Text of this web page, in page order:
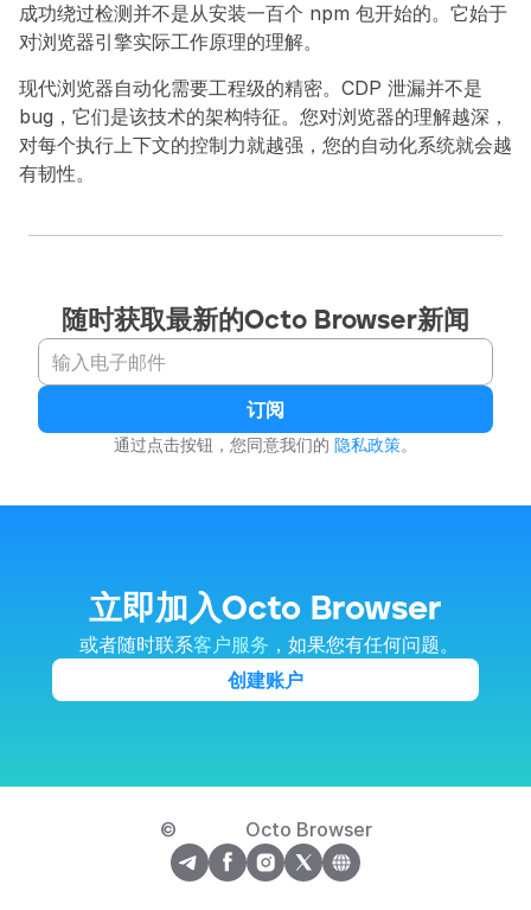
成功绕过检测并不是从安装一百个 npm 包开始的。它始于
对浏览器引擎实际工作原理的理解。
现代浏览器自动化需要工程级的精密。CDP 泄漏并不是
bug，它们是该技术的架构特征。您对浏览器的理解越深，
对每个执行上下文的控制力就越强，您的自动化系统就会越
有韧性。
随时获取最新的Octo Browser新闻
订阅
通过点击按钮，您同意我们的 隐私政策。
立即加入Octo Browser
或者随时联系客户服务 ，如果您有任何问题。
创建账户
© Octo Browser